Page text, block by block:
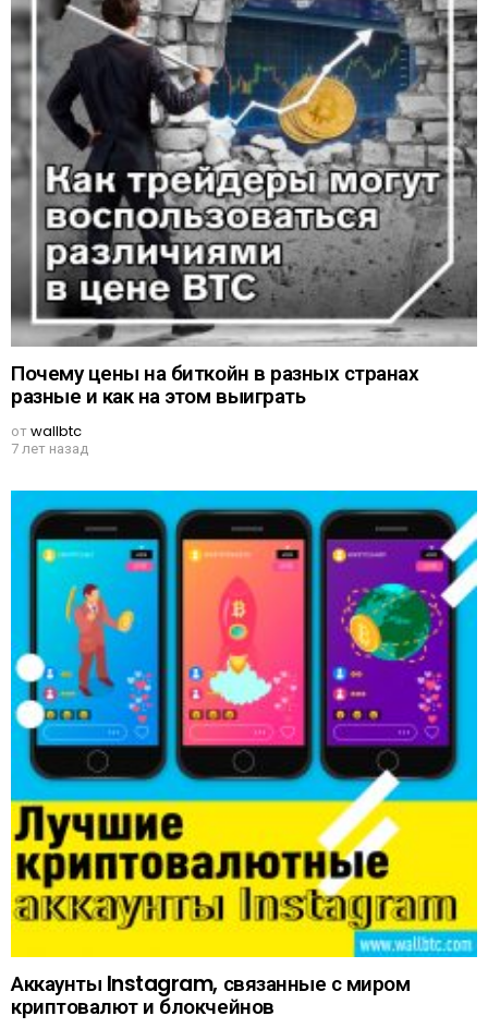
Почему цены на биткойн в разных странах
разные и как на этом выиграть
отwallbtc
7 лет назад
Аккаунты Instagram, связанные с миром
криптовалют и блокчейнов